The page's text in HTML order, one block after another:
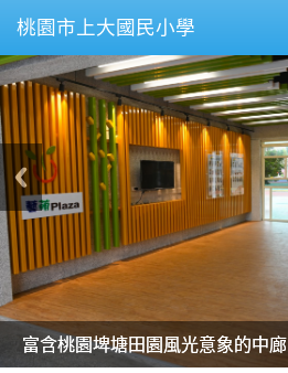
桃園市上大國民小學
美麗的操場是我們活力的來源
美麗的操場是我們活力的來源
煥然一新的小司令台
煥然一新的小司令台
富含桃園埤塘田園風光意象的中廊
富含桃園埤塘田園風光意象的中廊
嶄新的中庭廣場
嶄新的中庭廣場
水生池生生不息
水生池生生不息